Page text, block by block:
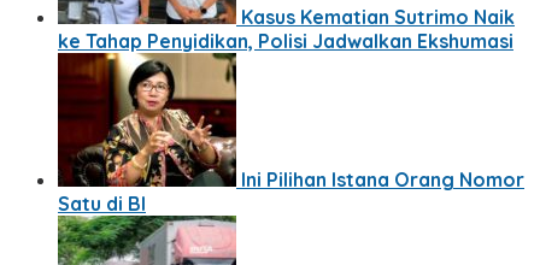
Kasus Kematian Sutrimo Naik
ke Tahap Penyidikan, Polisi Jadwalkan Ekshumasi
Ini Pilihan Istana Orang Nomor
Satu di BI